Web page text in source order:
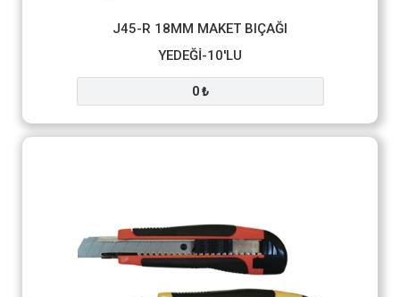
J45-R 18MM MAKET BIÇAĞI
YEDEĞİ-10'LU
0 ₺